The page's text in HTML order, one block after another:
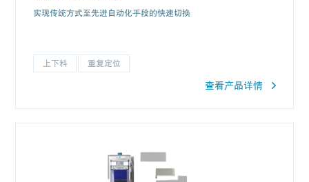
实现传统方式至先进自动化手段的快速切换
上下料 重复定位
查看产品详情